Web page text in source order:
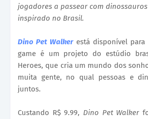
jogadores a passear com
inspirado no Brasil.
Dino Pet Walker está disponível para
game é um projeto do estúdio
Heroes, que cria um mundo dos
muita gente, no qual pessoas e
juntos.
Custando R$ 9.99, Dino Pet Walker